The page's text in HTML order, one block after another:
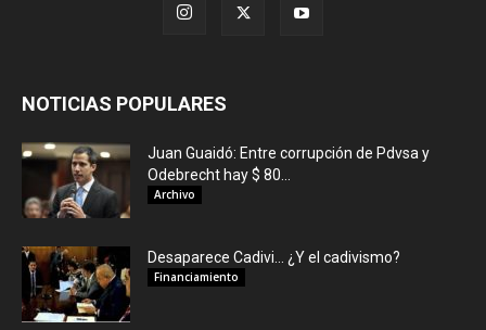
NOTICIAS POPULARES
Juan Guaidó: Entre corrupción de Pdvsa y
Odebrecht hay $ 80...
Archivo
Desaparece Cadivi… ¿Y el cadivismo?
Financiamiento